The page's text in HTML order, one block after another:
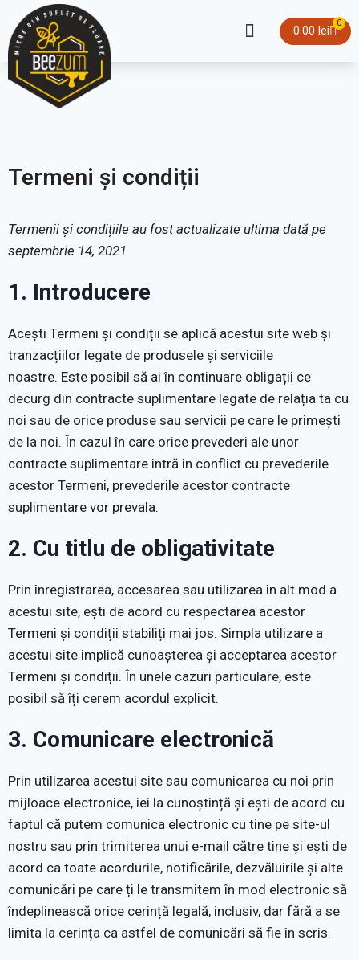
0.00 lei
0
Termeni și condiții
Termenii și condițiile au fost actualizate ultima dată pe
septembrie 14, 2021
1. Introducere
Acești Termeni și condiții se aplică acestui site web și
tranzacțiilor legate de produsele și serviciile
noastre. Este posibil să ai în continuare obligații ce
decurg din contracte suplimentare legate de relația ta cu
noi sau de orice produse sau servicii pe care le primești
de la noi. În cazul în care orice prevederi ale unor
contracte suplimentare intră în conflict cu prevederile
acestor Termeni, prevederile acestor contracte
suplimentare vor prevala.
2. Cu titlu de obligativitate
Prin înregistrarea, accesarea sau utilizarea în alt mod a
acestui site, ești de acord cu respectarea acestor
Termeni și condiții stabiliți mai jos. Simpla utilizare a
acestui site implică cunoașterea și acceptarea acestor
Termeni și condiții. În unele cazuri particulare, este
posibil să îți cerem acordul explicit.
3. Comunicare electronică
Prin utilizarea acestui site sau comunicarea cu noi prin
mijloace electronice, iei la cunoștință și ești de acord cu
faptul că putem comunica electronic cu tine pe site-ul
nostru sau prin trimiterea unui e-mail către tine și ești de
acord ca toate acordurile, notificările, dezvăluirile și alte
comunicări pe care ți le transmitem în mod electronic să
îndeplinească orice cerință legală, inclusiv, dar fără a se
limita la cerința ca astfel de comunicări să fie în scris.